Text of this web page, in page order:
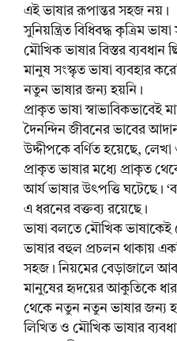
এই ভাষার রূপান্তর সহজ নয়।
সুনিয়ন্ত্রিত বিধিবদ্ধ কৃত্রিম
মৌখিক ভাষার বিস্তর ব্যবধান
মানুষ সংস্কৃত ভাষা ব্যবহার
নতুন ভাষার জন্য হয়নি।
প্রাকৃত ভাষা
দৈনন্দিন জীবনের ভাবের
উদ্দীপকে বর্ণিত হয়েছে, লেখা
প্রাকৃত ভাষার মধ্যে প্রাকৃত
আর্য ভাষার উৎপত্তি ঘটেছে।
এ ধরনের বক্তব্য রয়েছে।
ভাষা বলতে মৌখিক
ভাষার বহুল প্রচলন থাকায়
সহজ। নিয়মের বেড়াজালে
মানুষের হৃদয়ের আকুতিকে
থেকে নতুন নতুন ভাষার জন্য
লিখিত ও মৌখিক ভাষার